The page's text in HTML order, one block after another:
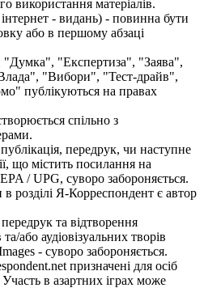
використання матеріалів.
- видань) - повинна бути
або в першому абзаці
"Експертиза", "Заява",
"Вибори", "Тест-драйв",
публікуються на правах
спільно з
передрук, чи наступне
що містить посилання на
/ UPG, суворо забороняється.
розділі Я-Корреспондент є автор
та відтворення
або аудіовізуальних творів
- суворо забороняється.
призначені для осіб
в азартних іграх може